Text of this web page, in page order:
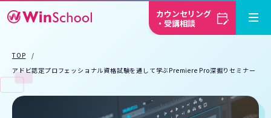
カウンセリング
・受講相談
TOP
アドビ認定プロフェッショナル資格試験を通して学ぶPremiere Pro深掘りセミナー